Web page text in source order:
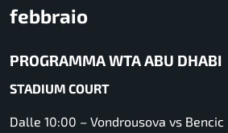
febbraio
PROGRAMMA WTA ABU DHABI
STADIUM COURT
Dalle 10:00 – Vondrousova vs Bencic